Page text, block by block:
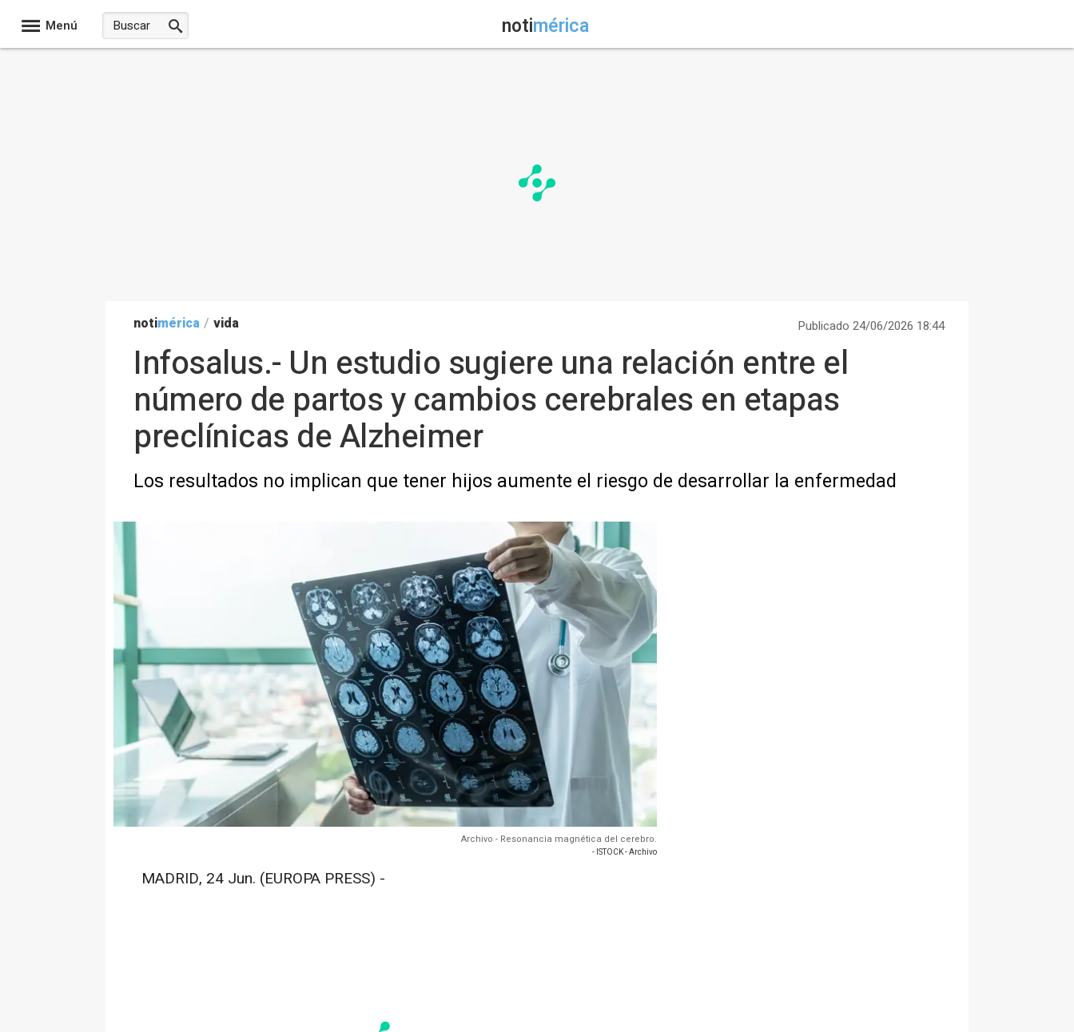
Menú notimérica
notimérica / vida Publicado 24/06/2026 18:44
Infosalus.- Un estudio sugiere una relación entre el
número de partos y cambios cerebrales en etapas
preclínicas de Alzheimer
Los resultados no implican que tener hijos aumente el riesgo de desarrollar la enfermedad
Archivo - Resonancia magnética del cerebro.
- ISTOCK - Archivo
MADRID, 24 Jun. (EUROPA PRESS) -